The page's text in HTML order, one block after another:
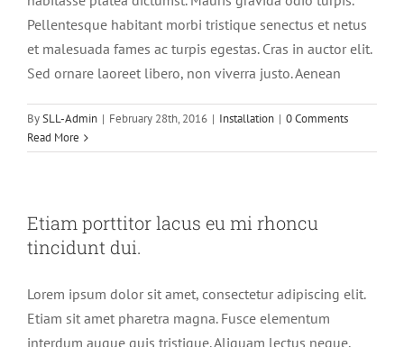
Pellentesque habitant morbi tristique senectus et netus
et malesuada fames ac turpis egestas. Cras in auctor elit.
Sed ornare laoreet libero, non viverra justo. Aenean
BySLL-Admin | February 28th, 2016 | Installation | 0 Comments
Read More
Etiam porttitor lacus eu mi rhoncu
tincidunt dui.
Lorem ipsum dolor sit amet, consectetur adipiscing elit.
Etiam sit amet pharetra magna. Fusce elementum
interdum augue quis tristique. Aliquam lectus neque,